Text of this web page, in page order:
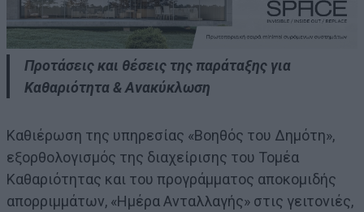
Προτάσεις και θέσεις της παράταξης για
Καθαριότητα & Ανακύκλωση
Καθιέρωση της υπηρεσίας «Βοηθός του Δημότη»,
εξορθολογισμός της διαχείρισης του Τομέα
Καθαριότητας και του προγράμματος αποκομιδής
απορριμμάτων, «Ημέρα Ανταλλαγής» στις γειτονιές,